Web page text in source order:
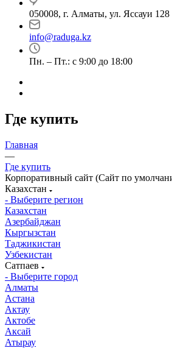
050008, г. Алматы, ул. Яссауи 128
info@raduga.kz
Пн. – Пт.: с 9:00 до 18:00
Где купить
Главная
—
Где купить
Корпоративный сайт (Сайт по
Казахстан
- Выберите регион
Казахстан
Азербайджан
Кыргызстан
Таджикистан
Узбекистан
Сатпаев
- Выберите город
Алматы
Астана
Актау
Актобе
Аксай
Атырау